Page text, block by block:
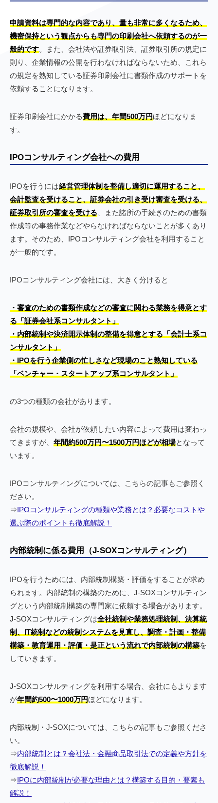
申請資料は専門的な内容であり、量も非常に多くなるため、
機密保持という観点からも専門の印刷会社へ依頼するのが一
般的です。また、会社法や証券取引法、証券取引所の規定に
則り、企業情報の公開を行わなければならないため、これら
の規定を熟知している証券印刷会社に書類作成のサポートを
依頼することになります。
証券印刷会社にかかる費用は、年間500万円ほどになりま
す。
IPOコンサルティング会社への費用
IPOを行うには経営管理体制を整備し適切に運用すること、
会計監査を受けること、証券会社の引き受け審査を受ける、
証券取引所の審査を受ける 、また諸所の手続きのための書類
作成等の事務作業などやらなければならないことが多くあり
ます。そのため、IPOコンサルティング会社を利用すること
が一般的です。
IPOコンサルティング会社には、大きく分けると
・審査のための書類作成などの審査に関わる業務を得意とす
る「証券会社系コンサルタント」
・内部統制や決済開示体制の整備を得意とする「会計士系コ
ンサルタント」
・IPOを行う企業側の忙しさなど現場のこと熟知している
「ベンチャー・スタートアップ系コンサルタント」
の3つの種類の会社があります。
会社の規模や、会社が依頼したい内容によって費用は変わっ
てきますが、 年間約500万円〜1500万円ほどが相場となって
います。
IPOコンサルティングについては、こちらの記事もご参照く
ださい。
⇒IPOコンサルティングの種類や業務とは？必要なコストや
選ぶ際のポイントも徹底解説！
内部統制に係る費用（J-SOXコンサルティング）
IPOを行うためには、内部統制構築・評価をすることが求め
られます。内部統制の構築のために、J-SOXコンサルティン
グという内部統制構築の専門家に依頼する場合があります。
J-SOXコンサルティングは全社統制や業務処理統制、決算統
制、IT統制などの統制システムを見直し、調査・計画・整備
構築・教育運用・評価・是正という流れで内部統制の構築を
していきます。
J-SOXコンサルティングを利用する場合、会社にもよります
が年間約500〜1000万円ほどになります。
内部統制・J-SOXについては、こちらの記事もご参照くださ
い。
⇒内部統制とは？会社法・金融商品取引法での定義や方針を
徹底解説！
⇒IPOに内部統制が必要な理由とは？構築する目的・要素も
解説！